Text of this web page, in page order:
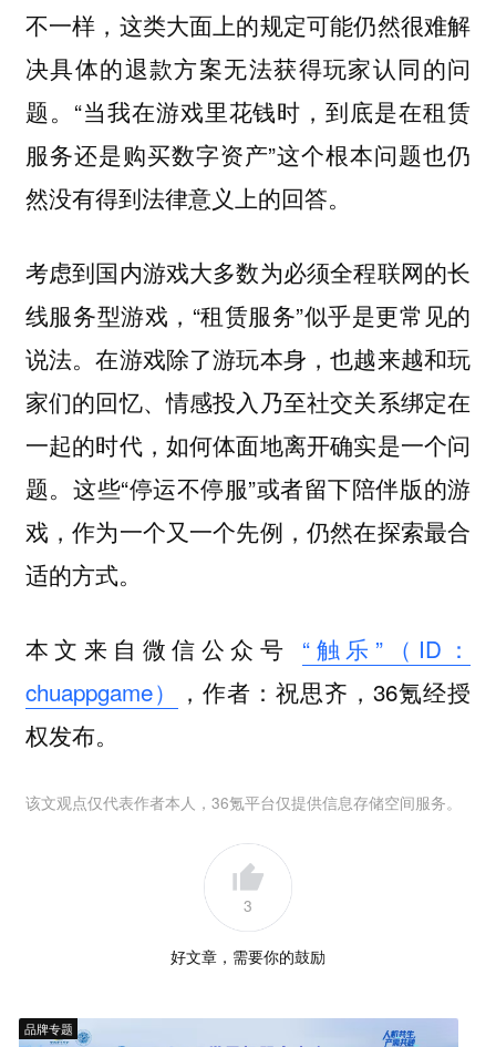
不一样，这类大面上的规定可能仍然很难解
决具体的退款方案无法获得玩家认同的问
题。“当我在游戏里花钱时，到底是在租赁
服务还是购买数字资产”这个根本问题也仍
然没有得到法律意义上的回答。
考虑到国内游戏大多数为必须全程联网的长
线服务型游戏，“租赁服务”似乎是更常见的
说法。在游戏除了游玩本身，也越来越和玩
家们的回忆、情感投入乃至社交关系绑定在
一起的时代，如何体面地离开确实是一个问
题。这些“停运不停服”或者留下陪伴版的游
戏，作为一个又一个先例，仍然在探索最合
适的方式。
本文来自微信公众号 “触乐”（ID：
chuappgame）
，作者：祝思齐，36氪经授
权发布。
该文观点仅代表作者本人，36氪平台仅提供信息存储空间服务。
3
好文章，需要你的鼓励
品牌专题